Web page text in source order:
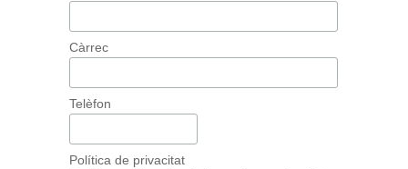
Càrrec
Telèfon
Política de privacitat